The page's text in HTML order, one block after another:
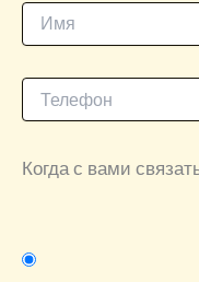
Когда с вами